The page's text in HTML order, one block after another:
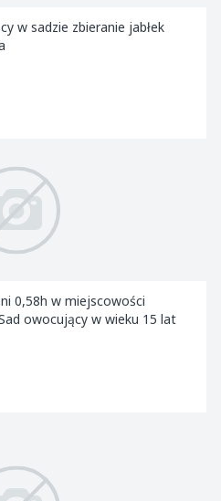
w sadzie zbieranie jabłek
0,58h w miejscowości
owocujący w wieku 15 lat